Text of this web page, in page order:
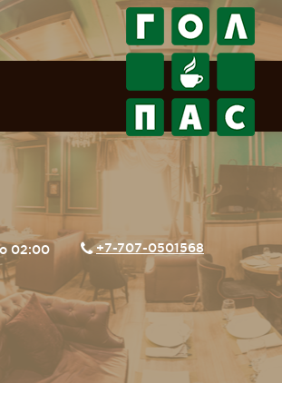
02:00 +7-707-0501568